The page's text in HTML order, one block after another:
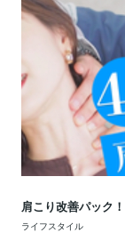
肩こり改善パック！
ライフスタイル